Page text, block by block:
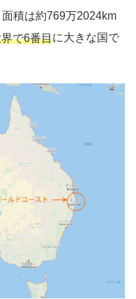
積は約769万2024km
で6番目に大きな国で